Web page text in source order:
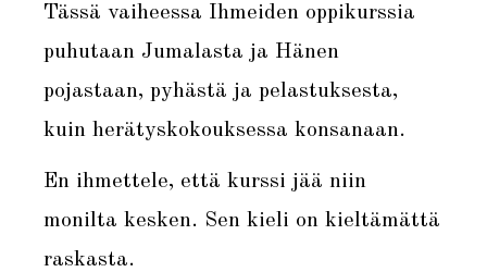
Tässä vaiheessa Ihmeiden oppikurssia
puhutaan Jumalasta ja Hänen
pojastaan, pyhästä ja pelastuksesta,
kuin herätyskokouksessa konsanaan.
En ihmettele, että kurssi jää niin
monilta kesken. Sen kieli on kieltämättä
raskasta.